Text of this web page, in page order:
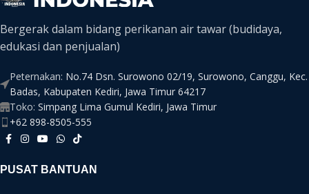
Bergerak dalam bidang perikanan air tawar (budidaya,
edukasi dan penjualan)
Peternakan: No.74 Dsn. Surowono 02/19, Surowono, Canggu, Kec.
Badas, Kabupaten Kediri, Jawa Timur 64217
Toko: Simpang Lima Gumul Kediri, Jawa Timur
+62 898-8505-555
PUSAT BANTUAN